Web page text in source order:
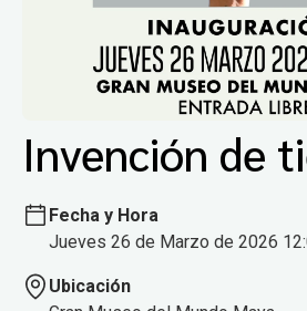
Invención de
Fecha y Hora
Jueves 26 de Marzo de 2026
Ubicación